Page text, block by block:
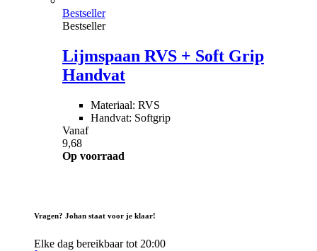
Bestseller
Bestseller
Lijmspaan RVS + Soft Grip
Handvat
Materiaal: RVS
Handvat: Softgrip
Vanaf
9,68
Op voorraad
Vragen? Johan staat voor je klaar!
Elke dag bereikbaar tot 20:00